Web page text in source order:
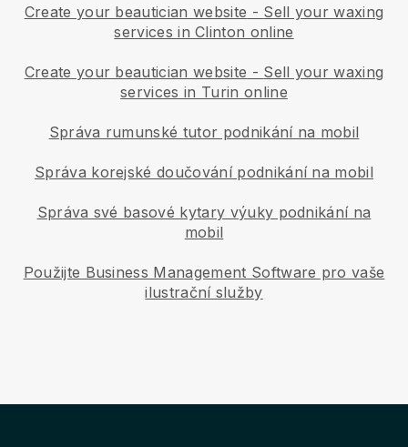
Create your beautician website - Sell your waxing
services in Clinton online
Create your beautician website - Sell your waxing
services in Turin online
Správa rumunské tutor podnikání na mobil
Správa korejské doučování podnikání na mobil
Správa své basové kytary výuky podnikání na
mobil
Použijte Business Management Software pro vaše
ilustrační služby